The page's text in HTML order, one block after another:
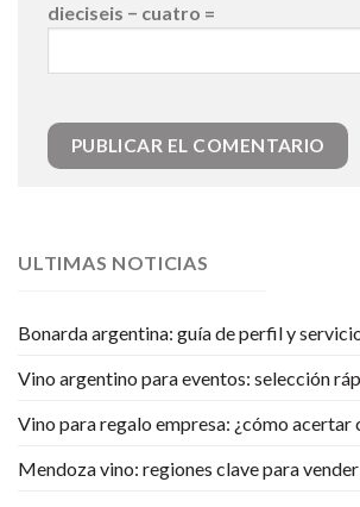
dieciseis − cuatro =
ULTIMAS NOTICIAS
Bonarda argentina: guía de perfil y
Vino argentino para eventos: selección
Vino para regalo empresa: ¿cómo acertar
Mendoza vino: regiones clave para